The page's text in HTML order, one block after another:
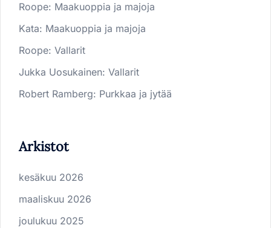
Roope: Maakuoppia ja majoja
Kata: Maakuoppia ja majoja
Roope: Vallarit
Jukka Uosukainen: Vallarit
Robert Ramberg: Purkkaa ja jytää
Arkistot
kesäkuu 2026
maaliskuu 2026
joulukuu 2025